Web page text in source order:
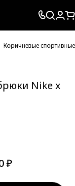
Коричневые
Nike x
₽